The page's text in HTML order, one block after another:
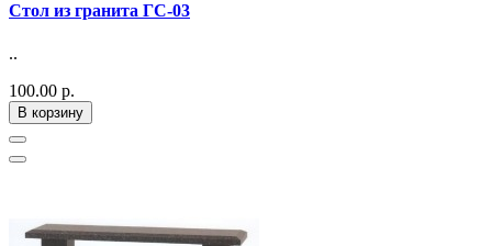
Стол из гранита ГС-03
..
100.00 р.
В корзину